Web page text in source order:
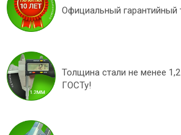
Официальный гарантийный
Толщина стали не менее
ГОСТу!